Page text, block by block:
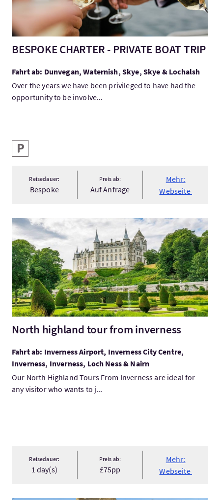
BESPOKE CHARTER - PRIVATE BOAT TRIP
Fahrt ab: Dunvegan, Waternish, Skye, Skye & Lochalsh
Over the years we have been privileged to have had the
opportunity to be involve...
Ausstattung
Parken
Reisedauer:
Bespoke
Preis ab:
Auf Anfrage
Mehr:
Webseite
Mehr:North highland tour from inverness
North highland tour from inverness
Fahrt ab: Inverness Airport, Inverness City Centre,
Inverness, Inverness, Loch Ness & Nairn
Our North Highland Tours From Inverness are ideal for
any visitor who wants to j...
Reisedauer:
1 day(s)
Preis ab:
£75pp
Mehr:
Webseite